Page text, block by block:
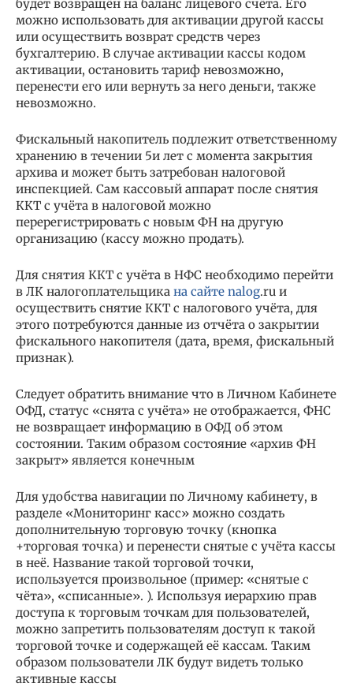
будет возвращён на баланс лицевого счёта. Его
можно использовать для активации другой кассы
или осуществить возврат средств через
бухгалтерию. В случае активации кассы кодом
активации, остановить тариф невозможно,
перенести его или вернуть за него деньги, также
невозможно.
Фискальный накопитель подлежит ответственному
хранению в течении 5и лет с момента закрытия
архива и может быть затребован налоговой
инспекцией. Сам кассовый аппарат после снятия
ККТ с учёта в налоговой можно
перерегистрировать с новым ФН на другую
организацию (кассу можно продать).
Для снятия ККТ с учёта в НФС необходимо перейти
в ЛК налогоплательщика на сайте nalog.ru и
осуществить снятие ККТ с налогового учёта, для
этого потребуются данные из отчёта о закрытии
фискального накопителя (дата, время, фискальный
признак).
Следует обратить внимание что в Личном Кабинете
ОФД, статус «снята с учёта» не отображается, ФНС
не возвращает информацию в ОФД об этом
состоянии. Таким образом состояние «архив ФН
закрыт» является конечным
Для удобства навигации по Личному кабинету, в
разделе «Мониторинг касс» можно создать
дополнительную торговую точку (кнопка
+торговая точка) и перенести снятые с учёта кассы
в неё. Название такой торговой точки,
используется произвольное (пример: «снятые с
чёта», «списанные». ). Используя иерархию прав
доступа к торговым точкам для пользователей,
можно запретить пользователям доступ к такой
торговой точке и содержащей её кассам. Таким
образом пользователи ЛК будут видеть только
активные кассы